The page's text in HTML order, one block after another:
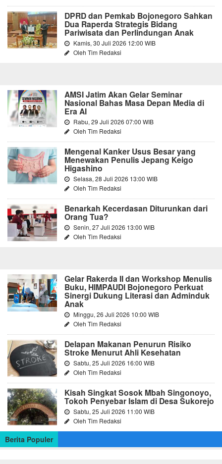
DPRD dan Pemkab Bojonegoro Sahkan
Dua Raperda Strategis Bidang
Pariwisata dan Perlindungan Anak
Kamis, 30 Juli 2026 12:00 WIB
Oleh Tim Redaksi
AMSI Jatim Akan Gelar Seminar
Nasional Bahas Masa Depan Media di
Era AI
Rabu, 29 Juli 2026 07:00 WIB
Oleh Tim Redaksi
Mengenal Kanker Usus Besar yang
Menewakan Penulis Jepang Keigo
Higashino
Selasa, 28 Juli 2026 13:00 WIB
Oleh Tim Redaksi
Benarkah Kecerdasan Diturunkan dari
Orang Tua?
Senin, 27 Juli 2026 13:00 WIB
Oleh Tim Redaksi
Gelar Rakerda II dan Workshop Menulis
Buku, HIMPAUDI Bojonegoro Perkuat
Sinergi Dukung Literasi dan Adminduk
Anak
Minggu, 26 Juli 2026 10:00 WIB
Oleh Tim Redaksi
Delapan Makanan Penurun Risiko
Stroke Menurut Ahli Kesehatan
Sabtu, 25 Juli 2026 16:00 WIB
Oleh Tim Redaksi
Kisah Singkat Sosok Mbah Singonoyo,
Tokoh Penyebar Islam di Desa Sukorejo
Sabtu, 25 Juli 2026 11:00 WIB
Oleh Tim Redaksi
Berita Populer